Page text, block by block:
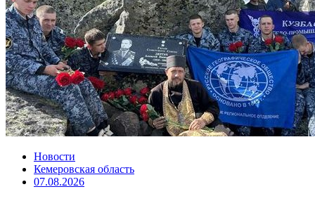
Новости
Кемеровская область
07.08.2026